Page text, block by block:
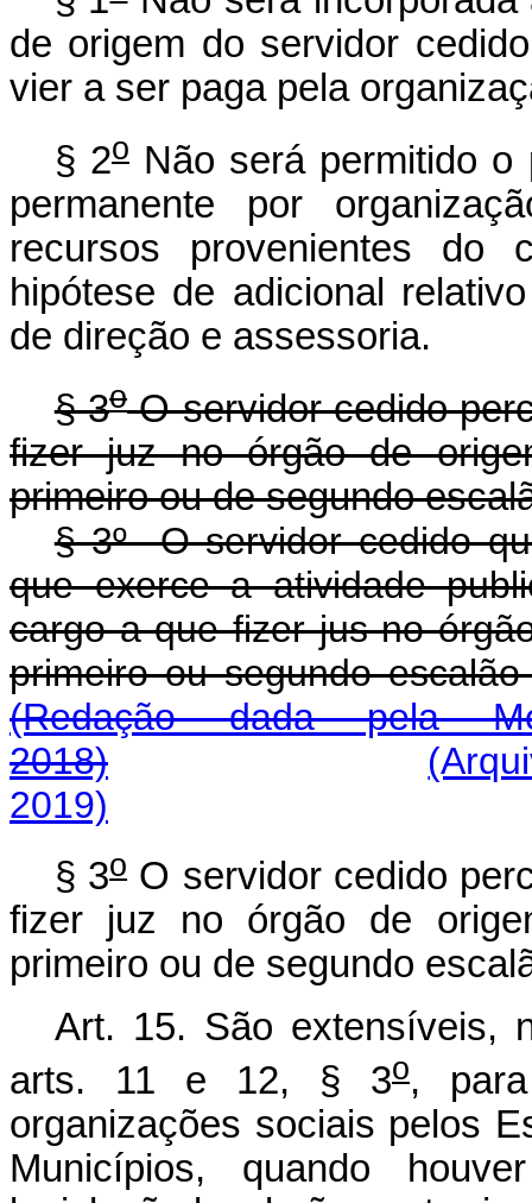
de origem do servidor
vier a ser paga pela
§ 2oNão será permitido o
permanente por
recursos provenientes do
hipótese de adicional
de direção e assessoria.
§ 3oO servidor cedido
fizer juz no órgão de
primeiro ou de segundo
§ 3º O servidor cedido
que exerce a atividade
cargo a que fizer jus no
primeiro ou segundo
(Redação dada pela
2018)
2019)
§ 3o O servidor cedido
fizer juz no órgão de
primeiro ou de segundo
Art. 15. São extensíveis,
arts. 11 e 12, § 3o,
organizações sociais pelos
Municípios, quando